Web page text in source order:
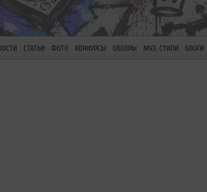
СТАТЬИ ФОТО КОНКУРСЫ ОБЗОРЫ МУЗ. СТИЛИ БЛОГИ